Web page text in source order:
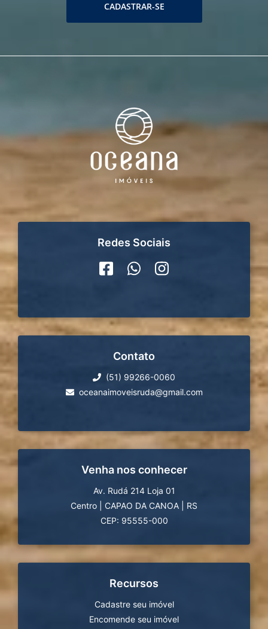
CADASTRAR-SE
Redes Sociais
Contato
(51) 99266-0060
oceanaimoveisruda@gmail.com
Venha nos conhecer
Av. Rudá 214 Loja 01
Centro
CAPAO DA CANOA
RS
CEP: 95555-000
Recursos
Cadastre seu imóvel
Encomende seu imóvel